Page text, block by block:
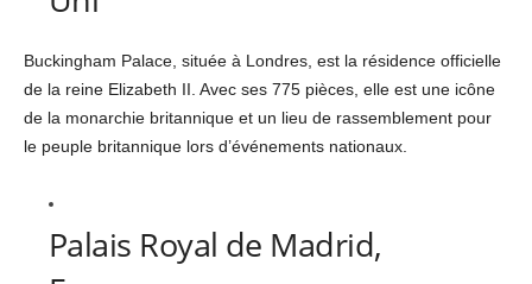
Buckingham Palace, située à Londres, est la résidence officielle
de la reine Elizabeth II. Avec ses 775 pièces, elle est une icône
de la monarchie britannique et un lieu de rassemblement pour
le peuple britannique lors d’événements nationaux.
Palais Royal de Madrid,